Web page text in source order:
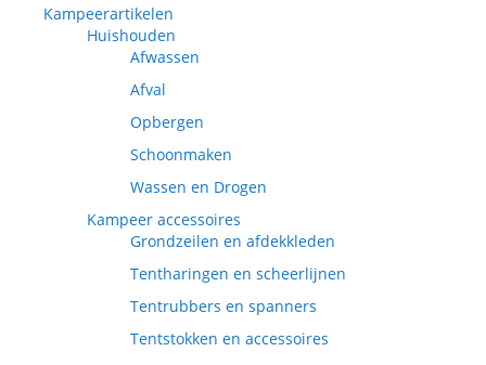
Kampeerartikelen
Huishouden
Afwassen
Afval
Opbergen
Schoonmaken
Wassen en Drogen
Kampeer accessoires
Grondzeilen en afdekkleden
Tentharingen en scheerlijnen
Tentrubbers en spanners
Tentstokken en accessoires